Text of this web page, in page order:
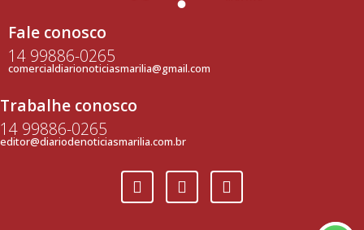
Fale conosco
14 99886-0265
comercialdiarionoticiasmarilia@gmail.com
Trabalhe conosco
14 99886-0265
editor@diariodenoticiasmarilia.com.br